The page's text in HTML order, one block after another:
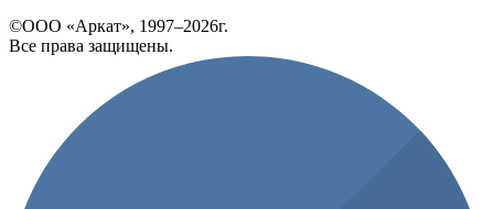
©ООО «Аркат», 1997–2026г.
Все права защищены.